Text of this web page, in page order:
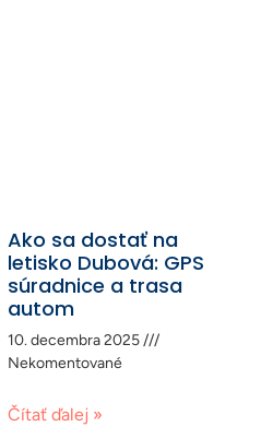
Ako sa dostať na
letisko Dubová: GPS
súradnice a trasa
autom
10. decembra 2025
Nekomentované
Čítať ďalej »